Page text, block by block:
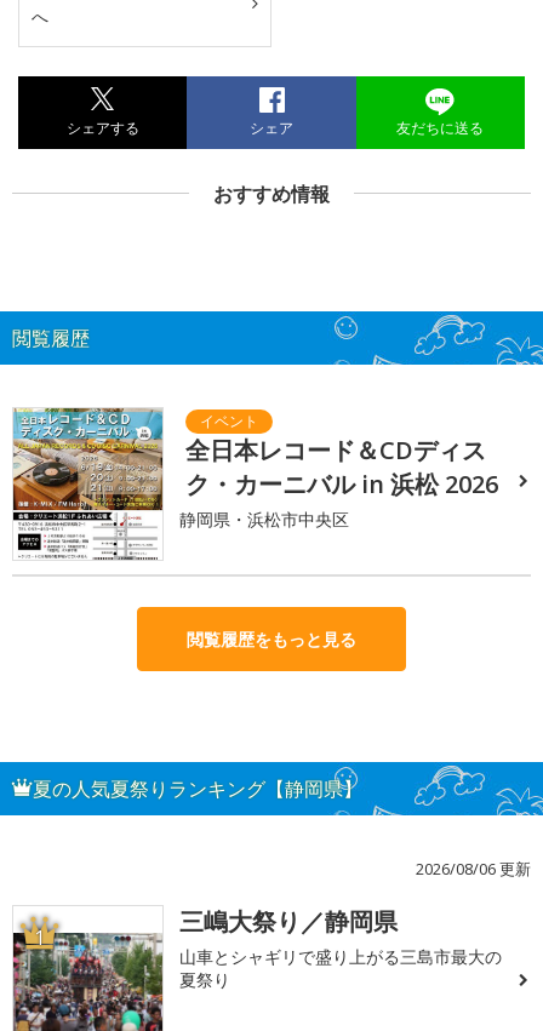
へ
シェアする シェア 友だちに送る
おすすめ情報
閲覧履歴
全日本レコード＆CDディス
ク・カーニバル in 浜松 2026
静岡県・浜松市中央区
閲覧履歴をもっと見る
夏の人気夏祭りランキング【静岡県】
2026/08/06 更新
1 三嶋大祭り／静岡県
山車とシャギリで盛り上がる三島市最大の
夏祭り